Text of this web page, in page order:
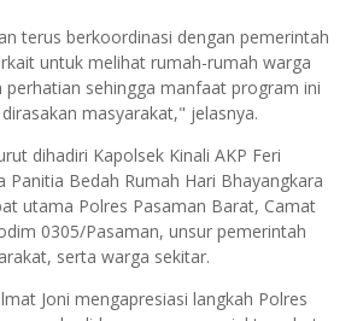
terus berkoordinasi dengan pemerintah
untuk melihat rumah-rumah warga
sehingga manfaat program ini
masyarakat," jelasnya.
dihadiri Kapolsek Kinali AKP Feri
Panitia Bedah Rumah Hari Bhayangkara
utama Polres Pasaman Barat, Camat
0305/Pasaman, unsur pemerintah
serta warga sekitar.
Joni mengapresiasi langkah Polres